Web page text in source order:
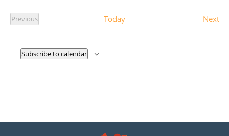
Previous
Events
Today Next
Subscribe to calendar